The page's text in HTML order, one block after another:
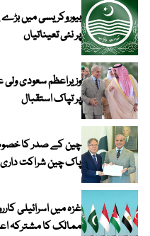
بیوروکریسی میں بڑے
پر نئی تعیناتیاں
وزیراعظم سعودی
پر تپاک استقبال
چین کے صدر کا
پاک چین شراکت
ممالک کا مشترکہ